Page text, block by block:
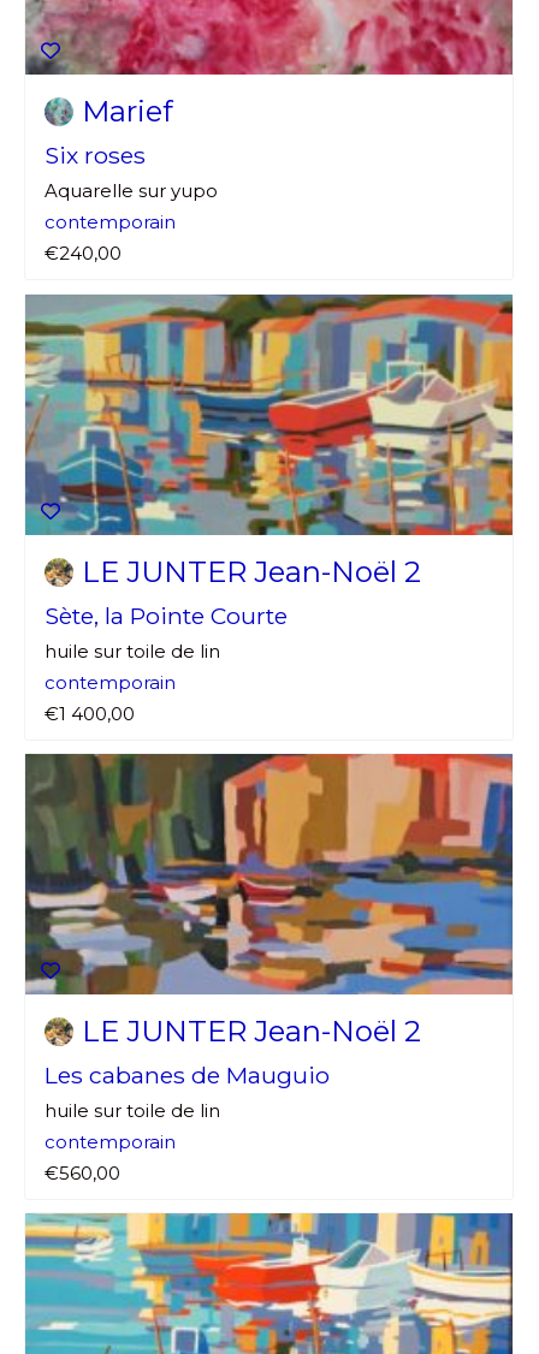
Statut / Organisation
J'accepte lestermes et conditions
* Champ obligatoire
Nom
Prénom
Statut / Organisation
J'accepte lestermes et conditions
* Champ obligatoire
Marief
Six roses
Aquarelle sur yupo
contemporain
€240,00
LE JUNTER Jean-Noël 2
Sète, la Pointe Courte
huile sur toile de lin
contemporain
€1 400,00
LE JUNTER Jean-Noël 2
Les cabanes de Mauguio
huile sur toile de lin
contemporain
€560,00